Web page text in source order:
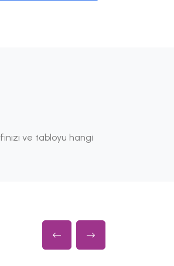
ve tabloyu hangi